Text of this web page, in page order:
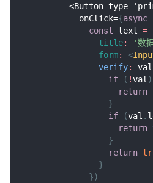
<Button
            onClick=
{async
const text =
title: '数
form: <
verify: val
if
( !val )
return
}
if
(val .
return
}
return
}
})